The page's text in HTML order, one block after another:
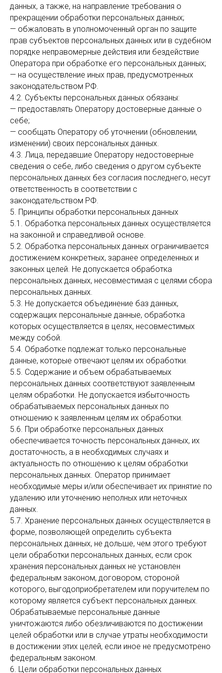
данных, а также, на направление требования о
прекращении обработки персональных данных;
— обжаловать в уполномоченный орган по защите
прав субъектов персональных данных или в судебном
порядке неправомерные действия или бездействие
Оператора при обработке его персональных данных;
— на осуществление иных прав, предусмотренных
законодательством РФ.
4.2. Субъекты персональных данных обязаны:
— предоставлять Оператору достоверные данные о
себе;
— сообщать Оператору об уточнении (обновлении,
изменении) своих персональных данных.
4.3. Лица, передавшие Оператору недостоверные
сведения о себе, либо сведения о другом субъекте
персональных данных без согласия последнего, несут
ответственность в соответствии с
законодательством РФ.
5. Принципы обработки персональных данных
5.1. Обработка персональных данных осуществляется
на законной и справедливой основе.
5.2. Обработка персональных данных ограничивается
достижением конкретных, заранее определенных и
законных целей. Не допускается обработка
персональных данных, несовместимая с целями сбора
персональных данных.
5.3. Не допускается объединение баз данных,
содержащих персональные данные, обработка
которых осуществляется в целях, несовместимых
между собой.
5.4. Обработке подлежат только персональные
данные, которые отвечают целям их обработки.
5.5. Содержание и объем обрабатываемых
персональных данных соответствуют заявленным
целям обработки. Не допускается избыточность
обрабатываемых персональных данных по
отношению к заявленным целям их обработки.
5.6. При обработке персональных данных
обеспечивается точность персональных данных, их
достаточность, а в необходимых случаях и
актуальность по отношению к целям обработки
персональных данных. Оператор принимает
необходимые меры и/или обеспечивает их принятие по
удалению или уточнению неполных или неточных
данных.
5.7. Хранение персональных данных осуществляется в
форме, позволяющей определить субъекта
персональных данных, не дольше, чем этого требуют
цели обработки персональных данных, если срок
хранения персональных данных не установлен
федеральным законом, договором, стороной
которого, выгодоприобретателем или поручителем по
которому является субъект персональных данных.
Обрабатываемые персональные данные
уничтожаются либо обезличиваются по достижении
целей обработки или в случае утраты необходимости
в достижении этих целей, если иное не предусмотрено
федеральным законом.
6. Цели обработки персональных данных